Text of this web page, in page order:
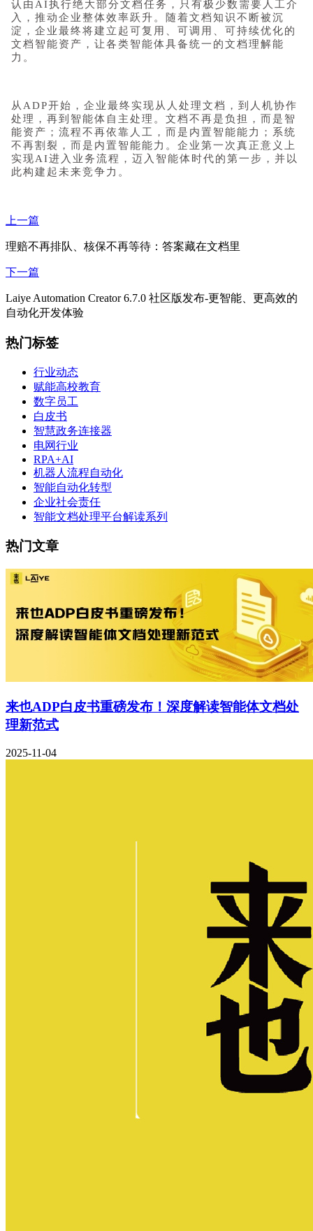
认由AI执行绝大部分文档任务，只有极少数需要人工介
入，推动企业整体效率跃升。随着文档知识不断被沉
淀，企业最终将建立起可复用、可调用、可持续优化的
文档智能资产，让各类智能体具备统一的文档理解能
力。
从ADP开始，企业最终实现从人处理文档，到人机协作
处理，再到智能体自主处理。文档不再是负担，而是智
能资产；流程不再依靠人工，而是内置智能能力；系统
不再割裂，而是内置智能能力。企业第一次真正意义上
实现AI进入业务流程，迈入智能体时代的第一步，并以
此构建起未来竞争力。
上一篇
理赔不再排队、核保不再等待：答案藏在文档里
下一篇
Laiye Automation Creator 6.7.0 社区版发布-更智能、更高效的
自动化开发体验
热门标签
行业动态
赋能高校教育
数字员工
白皮书
智慧政务连接器
电网行业
RPA+AI
机器人流程自动化
智能自动化转型
企业社会责任
智能文档处理平台解读系列
热门文章
来也ADP白皮书重磅发布！深度解读智能体文档处
理新范式
2025-11-04